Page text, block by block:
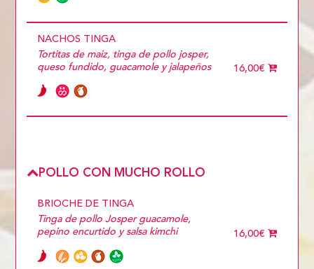
NACHOS TINGA
Tortitas de maiz, tinga de pollo josper,
queso fundido, guacamole y jalapeños
16,00€
POLLO CON MUCHO ROLLO
BRIOCHE DE TINGA
Tinga de pollo Josper guacamole,
pepino encurtido y salsa kimchi
16,00€